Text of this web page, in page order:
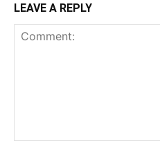
LEAVE A REPLY